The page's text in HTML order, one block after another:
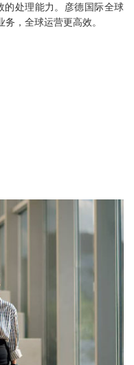
的处理能力。彦德国际全球
，全球运营更高效。